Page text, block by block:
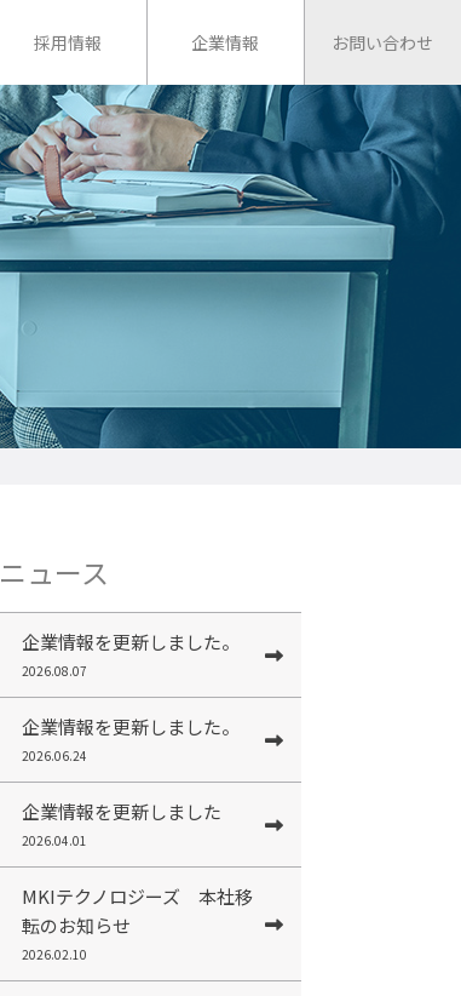
採用情報 企業情報 お問い合わせ
ニュース
企業情報を更新しました。
2026.08.07
企業情報を更新しました。
2026.06.24
企業情報を更新しました
2026.04.01
MKIテクノロジーズ 本社移
転のお知らせ
2026.02.10